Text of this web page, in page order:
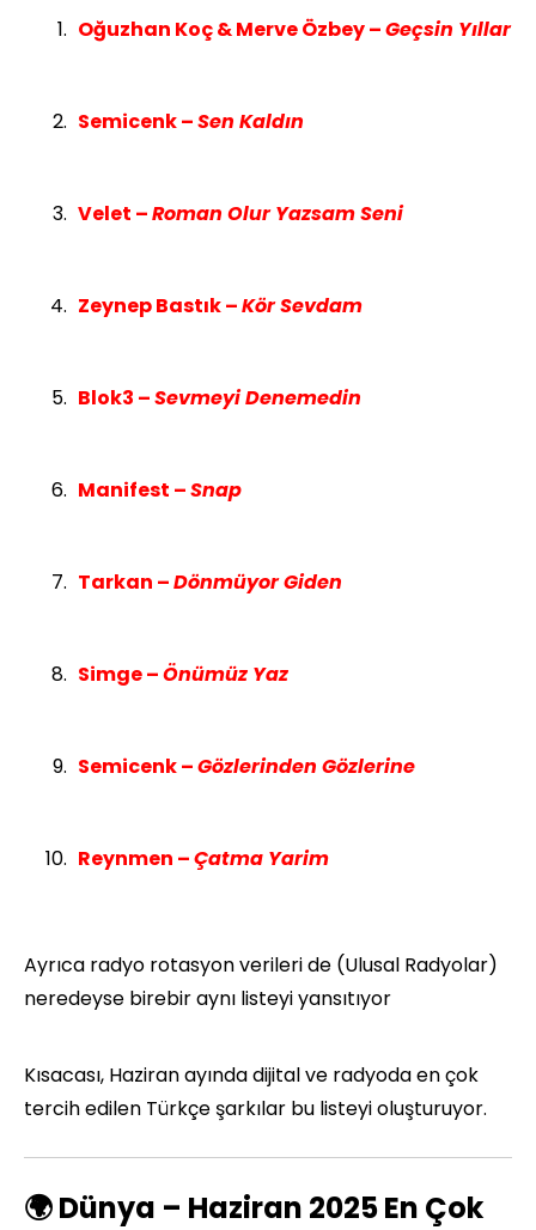
Oğuzhan Koç & Merve Özbey –Geçsin Yıllar
Semicenk –Sen Kaldın
Velet –Roman Olur Yazsam Seni
Zeynep Bastık –Kör Sevdam
Blok3 –Sevmeyi Denemedin
Manifest –Snap
Tarkan –Dönmüyor Giden
Simge –Önümüz Yaz
Semicenk –Gözlerinden Gözlerine
Reynmen –Çatma Yarim
Ayrıca radyo rotasyon verileri de (Ulusal Radyolar)
neredeyse birebir aynı listeyi yansıtıyor
Kısacası, Haziran ayında dijital ve radyoda en çok
tercih edilen Türkçe şarkılar bu listeyi oluşturuyor.
🌍 Dünya – Haziran 2025 En Çok